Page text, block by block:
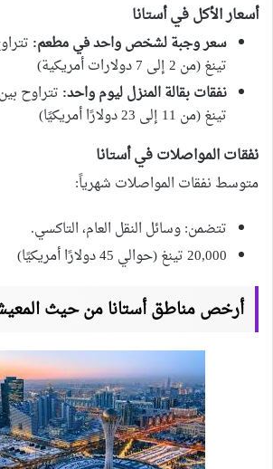
أسعار الأكل في أستانا
سعر وجبة لشخص واحد في مطعم:
تينغ (من 2 إلى 7 دولارات أمريكية)
نفقات بقالة المنزل ليوم واحد:
تينغ (من 11 إلى 23 دولارًا أمريكيًا)
نفقات المواصلات في أستانا
متوسط نفقات المواصلات شهرياً:
تتضمن: وسائل النقل العام، التاكسي.
20,000 تينغ (حوالي 45 دولارًا أمريكيًا)
أرخص مناطق أستانا من حيث